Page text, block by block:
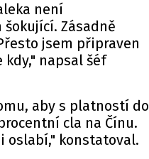
není
Zásadně
jsem připraven
napsal šéf
aby s platností do
cla na Čínu.
oslabí," konstatoval.